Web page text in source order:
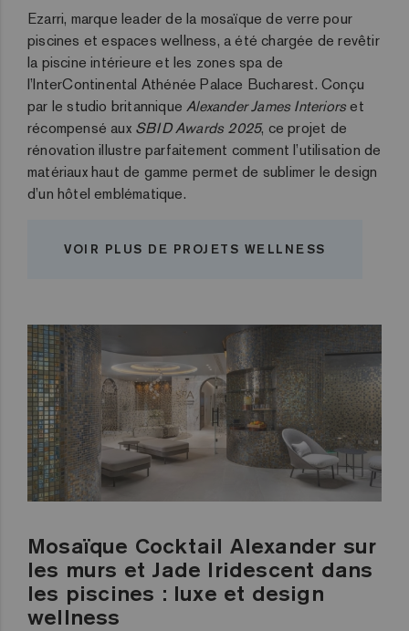
Ezarri, marque leader de la mosaïque de verre pour
piscines et espaces wellness, a été chargée de revêtir
la piscine intérieure et les zones spa de
l’InterContinental Athénée Palace Bucharest. Conçu
par le studio britanniqueAlexander James Interiorset
récompensé aux SBID Awards 2025, ce projet de
rénovation illustre parfaitement comment l’utilisation de
matériaux haut de gamme permet de sublimer le design
d’un hôtel emblématique.
VOIR PLUS DE PROJETS WELLNESS
Mosaïque Cocktail Alexander sur
les murs et Jade Iridescent dans
les piscines : luxe et design
wellness